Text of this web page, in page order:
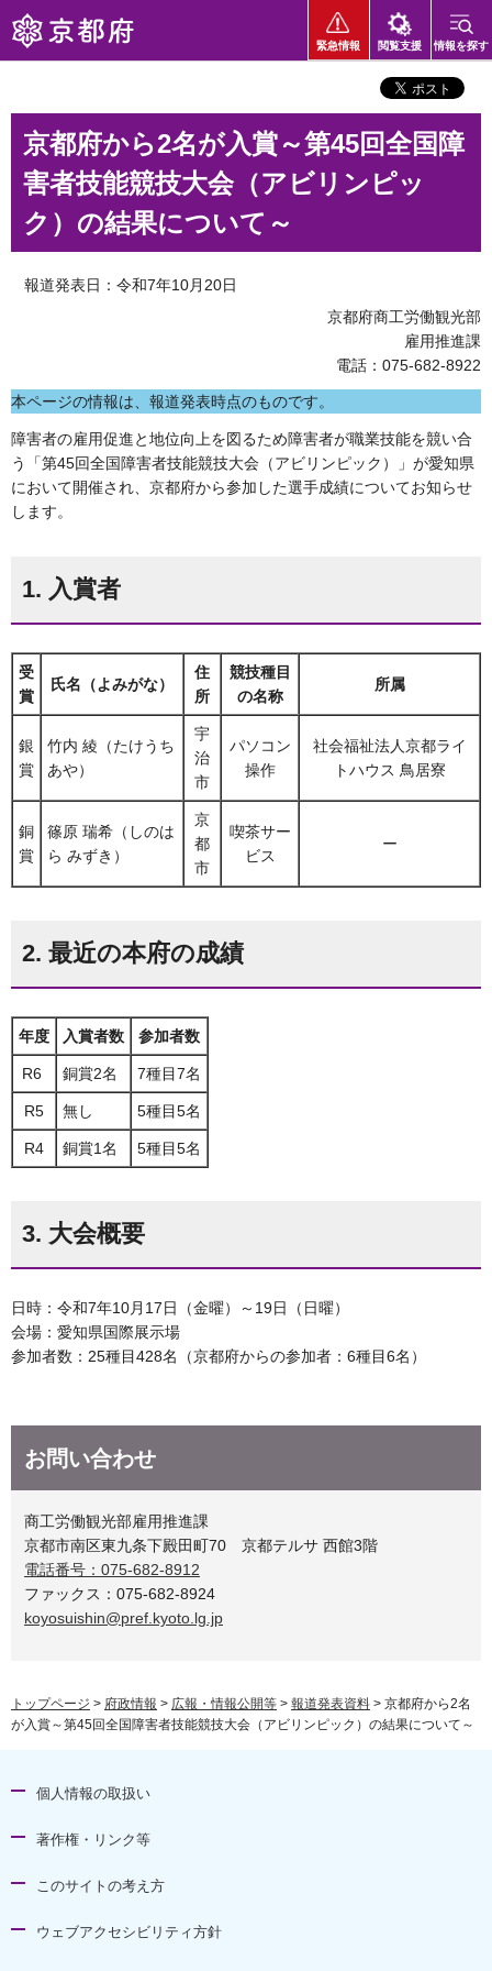
京都府
緊急情報 閲覧支援 情報を探す
京都府から2名が入賞～第45回全国障
害者技能競技大会（アビリンピッ
ク）の結果について～
報道発表日：令和7年10月20日
京都府商工労働観光部
雇用推進課
電話：075-682-8922
本ページの情報は、報道発表時点のものです。
障害者の雇用促進と地位向上を図るため障害者が職業技能を競い合
う「第45回全国障害者技能競技大会（アビリンピック）」が愛知県
において開催され、京都府から参加した選手成績についてお知らせ
します。
1. 入賞者
受
賞
氏名（よみがな）
住
所
競技種目
の名称
所属
銀
賞
竹内 綾（たけうち
あや）
宇
治
市
パソコン
操作
社会福祉法人京都ライ
トハウス 鳥居寮
銅
賞
篠原 瑞希（しのは
ら みずき）
京
都
市
喫茶サー
ビス
ー
2. 最近の本府の成績
年度 入賞者数 参加者数
R6 銅賞2名 7種目7名
R5 無し 5種目5名
R4 銅賞1名 5種目5名
3. 大会概要
日時：令和7年10月17日（金曜）～19日（日曜）
会場：愛知県国際展示場
参加者数：25種目428名（京都府からの参加者：6種目6名）
お問い合わせ
商工労働観光部雇用推進課
京都市南区東九条下殿田町70 京都テルサ 西館3階
電話番号：075-682-8912
ファックス：075-682-8924
koyosuishin@pref.kyoto.lg.jp
トップページ > 府政情報 > 広報・情報公開等 > 報道発表資料 > 京都府から2名
が入賞～第45回全国障害者技能競技大会（アビリンピック）の結果について～
個人情報の取扱い
著作権・リンク等
このサイトの考え方
ウェブアクセシビリティ方針